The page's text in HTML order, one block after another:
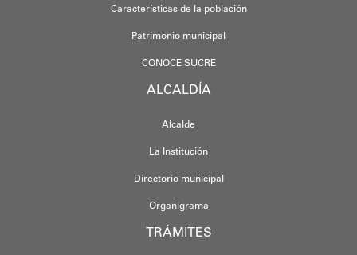
Características de la población
Patrimonio municipal
CONOCE SUCRE
ALCALDÍA
Alcalde
La Institución
Directorio municipal
Organigrama
TRÁMITES